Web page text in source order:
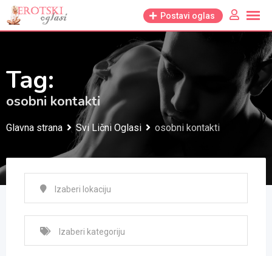
Skip
to
Postavi oglas
Tag:
osobni kontakti
Glavna strana Svi Lični Oglasi osobni kontakti